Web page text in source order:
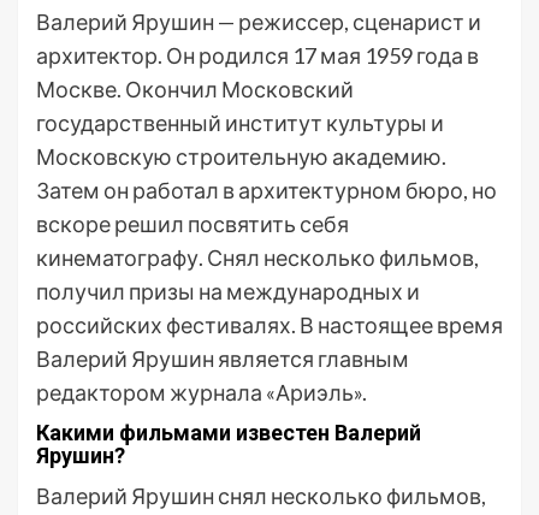
Валерий Ярушин — режиссер, сценарист и
архитектор. Он родился 17 мая 1959 года в
Москве. Окончил Московский
государственный институт культуры и
Московскую строительную академию.
Затем он работал в архитектурном бюро, но
вскоре решил посвятить себя
кинематографу. Снял несколько фильмов,
получил призы на международных и
российских фестивалях. В настоящее время
Валерий Ярушин является главным
редактором журнала «Ариэль».
Какими фильмами известен Валерий
Ярушин?
Валерий Ярушин снял несколько фильмов,